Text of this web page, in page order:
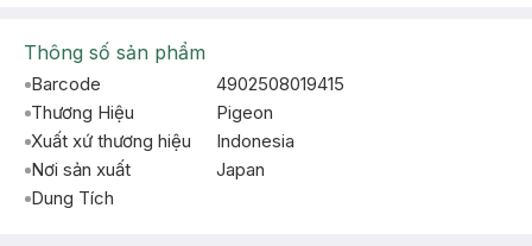
Thông số sản phẩm
Barcode
4902508019415
Thương Hiệu
Pigeon
Xuất xứ thương hiệu
Indonesia
Nơi sản xuất
Japan
Dung Tích